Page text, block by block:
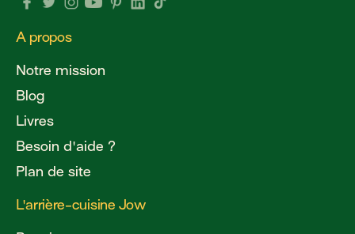
A propos
Notre mission
Blog
Livres
Besoin d'aide ?
Plan de site
L'arrière-cuisine Jow